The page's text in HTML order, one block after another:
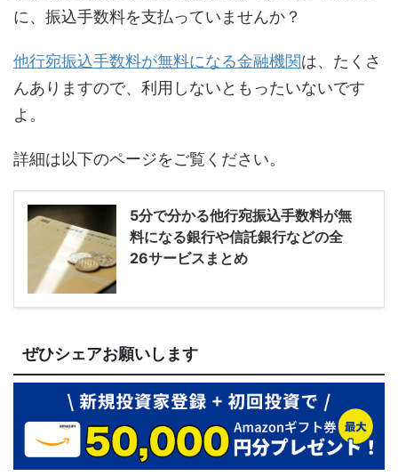
に、振込手数料を支払っていませんか？
他行宛振込手数料が無料になる金融機関は、たくさ
んありますので、利用しないともったいないです
よ。
詳細は以下のページをご覧ください。
5分で分かる他行宛振込手数料が無
料になる銀行や信託銀行などの全
26サービスまとめ
ぜひシェアお願いします